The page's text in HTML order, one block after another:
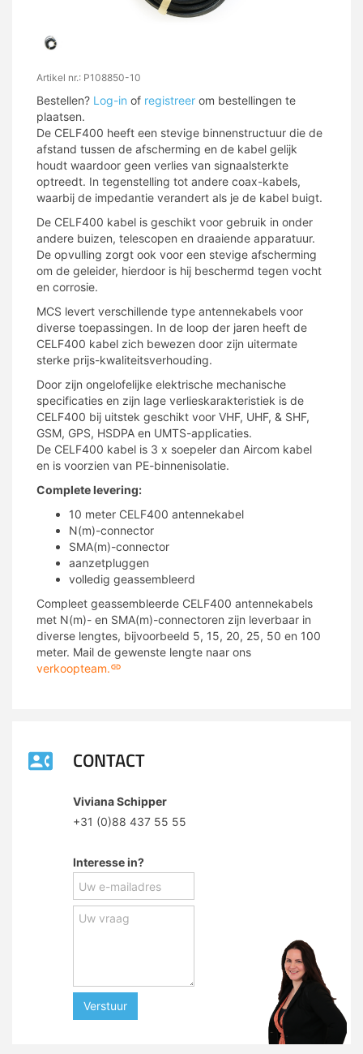
Artikel nr.: P108850-10
Bestellen? Log-in of registreer om bestellingen te
plaatsen.
De CELF400 heeft een stevige binnenstructuur die de
afstand tussen de afscherming en de kabel gelijk
houdt waardoor geen verlies van signaalsterkte
optreedt. In tegenstelling tot andere coax-kabels,
waarbij de impedantie verandert als je de kabel buigt.
De CELF400 kabel is geschikt voor gebruik in onder
andere buizen, telescopen en draaiende apparatuur.
De opvulling zorgt ook voor een stevige afscherming
om de geleider, hierdoor is hij beschermd tegen vocht
en corrosie.
MCS levert verschillende type antennekabels voor
diverse toepassingen. In de loop der jaren heeft de
CELF400 kabel zich bewezen door zijn uitermate
sterke prijs-kwaliteitsverhouding.
Door zijn ongelofelijke elektrische mechanische
specificaties en zijn lage verlieskarakteristiek is de
CELF400 bij uitstek geschikt voor VHF, UHF, & SHF,
GSM, GPS, HSDPA en UMTS-applicaties.
De CELF400 kabel is 3 x soepeler dan Aircom kabel
en is voorzien van PE-binnenisolatie.
Complete levering:
10 meter CELF400 antennekabel
N(m)-connector
SMA(m)-connector
aanzetpluggen
volledig geassembleerd
Compleet geassembleerde CELF400 antennekabels
met N(m)- en SMA(m)-connectoren zijn leverbaar in
diverse lengtes, bijvoorbeeld 5, 15, 20, 25, 50 en 100
meter. Mail de gewenste lengte naar ons
verkoopteam.
CONTACT
Viviana Schipper
+31 (0)88 437 55 55
Interesse in?
Verstuur